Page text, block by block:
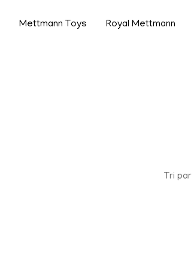
Mettmann Toys Royal Mettmann